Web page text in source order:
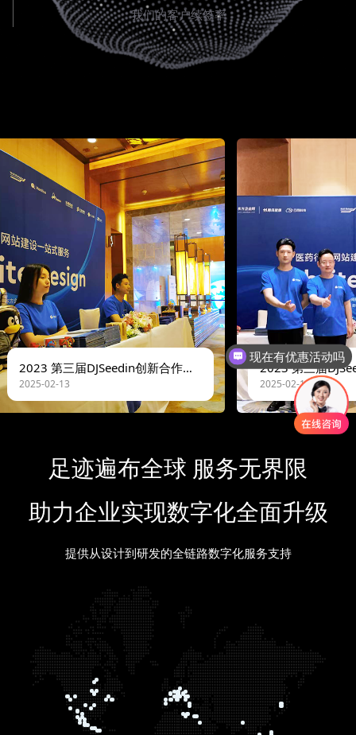
我们的客户续签率
2023 第三届DJSeedin创新合作峰会
2025-02-13 2025-02-13
足迹遍布全球 服务无界限
助力企业实现数字化全面升级
提供从设计到研发的全链路数字化服务支持
现在有优惠活动吗